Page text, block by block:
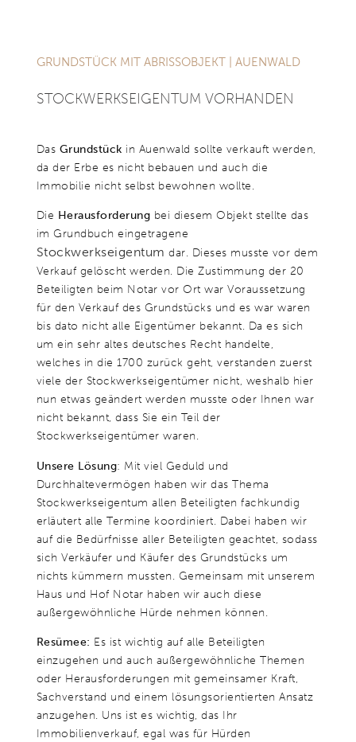
Vorschlägen die schnell zum Erfolg führen. Mit Herz und Seele dabei! Nur
GRUNDSTÜCK MIT ABRISSOBJEKT | AUENWALD
STOCK­WERKS­EIGEN­TUM VORHANDEN
Das Grundstück in Auenwald sollte verkauft werden,
da der Erbe es nicht bebauen und auch die
Immobilie nicht selbst bewohnen wollte.
Die Herausforderung bei diesem Objekt stellte das
im Grundbuch eingetragene
Stockwerkseigentum dar. Dieses musste vor dem
Verkauf gelöscht werden. Die Zustimmung der 20
Beteiligten beim Notar vor Ort war Voraussetzung
für den Verkauf des Grundstücks und es war waren
bis dato nicht alle Eigentümer bekannt. Da es sich
um ein sehr altes deutsches Recht handelte,
welches in die 1700 zurück geht, verstanden zuerst
viele der Stockwerkseigentümer nicht, weshalb hier
nun etwas geändert werden musste oder Ihnen war
nicht bekannt, dass Sie ein Teil der
Stockwerkseigentümer waren.
Unsere Lösung: Mit viel Geduld und
Durchhaltevermögen haben wir das Thema
Stockwerkseigentum allen Beteiligten fachkundig
erläutert alle Termine koordiniert. Dabei haben wir
auf die Bedürfnisse aller Beteiligten geachtet, sodass
sich Verkäufer und Käufer des Grundstücks um
nichts kümmern mussten. Gemeinsam mit unserem
Haus und Hof Notar haben wir auch diese
außergewöhnliche Hürde nehmen können.
Resümee: Es ist wichtig auf alle Beteiligten
einzugehen und auch außergewöhnliche Themen
oder Herausforderungen mit gemeinsamer Kraft,
Sachverstand und einem lösungsorientierten Ansatz
anzugehen. Uns ist es wichtig, das Ihr
Immobilienverkauf, egal was für Hürden